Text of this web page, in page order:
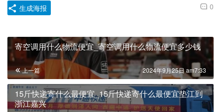
0
生成海报
寄空调用什么物流便宜_寄空调用什么物流便宜多少钱
上一篇 2024年9月25日 am7:33
15斤快递寄什么最便宜_15斤快递寄什么最便宜垫江到
浙江嘉兴